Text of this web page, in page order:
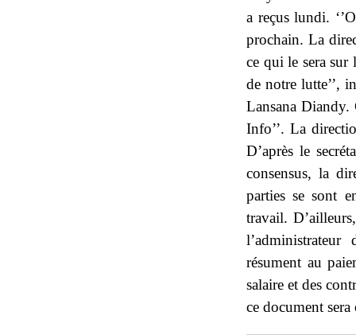
a reçus lundi.
prochain. La
ce qui le sera sur
de notre lutte’’,
Lansana Diandy.
Info’’. La
D’après le
consensus, la
parties se sont
travail.
résument au
salaire et des
ce document